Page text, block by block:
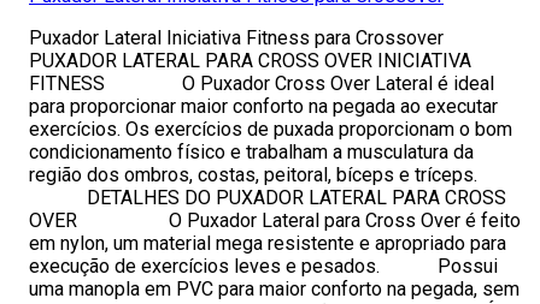
Puxador Lateral Iniciativa Fitness para Crossover
PUXADOR LATERAL PARA CROSS OVER INICIATIVA
FITNESS O Puxador Cross Over Lateral é ideal
para proporcionar maior conforto na pegada ao executar
exercícios. Os exercícios de puxada proporcionam o bom
condicionamento físico e trabalham a musculatura da
região dos ombros, costas, peitoral, bíceps e tríceps.
DETALHES DO PUXADOR LATERAL PARA CROSS
OVER O Puxador Lateral para Cross Over é feito
em nylon, um material mega resistente e apropriado para
execução de exercícios leves e pesados. Possui
uma manopla em PVC para maior conforto na pegada, sem